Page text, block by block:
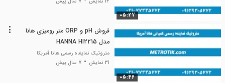
05:27
05:46
فروش pH و ORP متر رومیزی هانا
مدل HANNA HI2215
متروتیک نماینده رسمی هانا آمریکا
31 نمایش
7 سال پیش